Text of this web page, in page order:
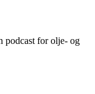
podcast for olje- og